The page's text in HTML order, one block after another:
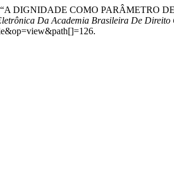
“A DIGNIDADE COMO
Da Academia Brasileira De Direito